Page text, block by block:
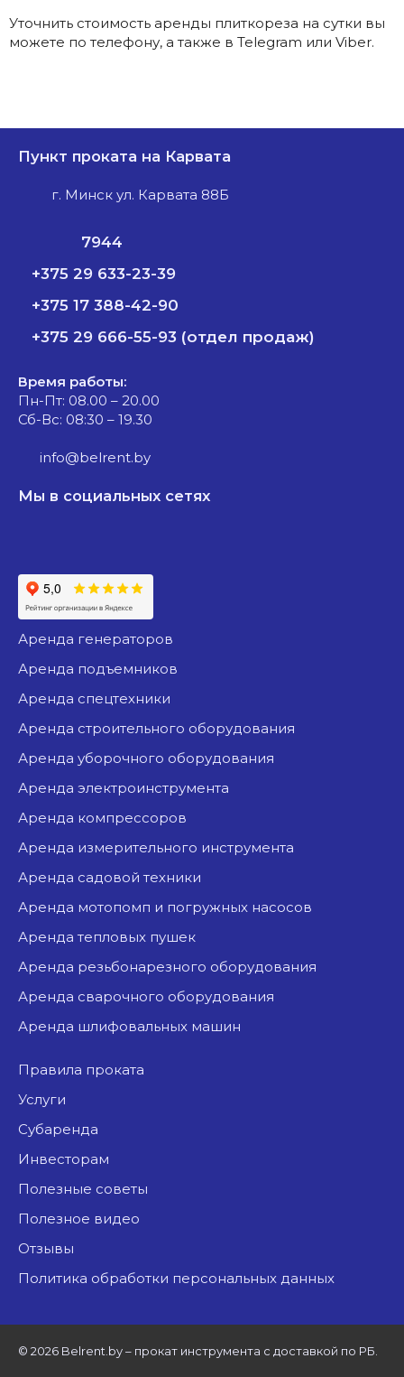
Уточнить стоимость аренды плиткореза на сутки вы
можете по телефону, а также в Telegram или Viber.
Пункт проката на Карвата
г. Минск ул. Карвата 88Б
7944
+375 29 633-23-39
+375 17 388-42-90
+375 29 666-55-93 (отдел продаж)
Время работы:
Пн-Пт: 08.00 – 20.00
Сб-Вс: 08:30 – 19.30
info@belrent.by
Мы в социальных сетях
аренда генераторов
аренда подъемников
аренда спецтехники
аренда строительного оборудования
аренда уборочного оборудования
аренда электроинструмента
аренда компрессоров
аренда измерительного инструмента
аренда садовой техники
аренда мотопомп и погружных насосов
аренда тепловых пушек
аренда резьбонарезного оборудования
аренда сварочного оборудования
аренда шлифовальных машин
Правила проката
Услуги
Субаренда
Инвесторам
Полезные советы
Полезное видео
Отзывы
Политика обработки персональных данных
© 2026 Belrent.by – прокат инструмента с доставкой по РБ.